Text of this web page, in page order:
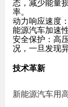
态，减少能量
率。
动力响应速度
能源汽车加速
安全保护 ：高
况，一旦发现
技术革新
新能源汽车用